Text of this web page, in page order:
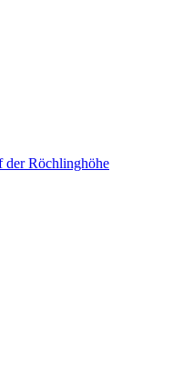
der Röchlinghöhe